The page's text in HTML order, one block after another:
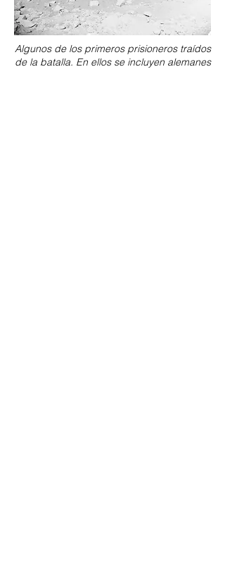
Algunos de los primeros prisioneros traídos
de la batalla. En ellos se incluyen alemanes